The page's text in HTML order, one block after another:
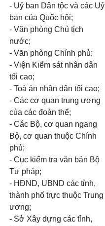
- Uỷ ban Dân tộc và các Uỷ
ban của Quốc hội;
- Văn phòng Chủ tịch
nước;
- Văn phòng Chính phủ;
- Viện Kiểm sát nhân dân
tối cao;
- Toà án nhân dân tối cao;
- Các cơ quan trung ương
của các đoàn thể;
- Các Bộ, cơ quan ngang
Bộ, cơ quan thuộc Chính
phủ;
- Cục kiểm tra văn bản Bộ
Tư pháp;
- HĐND, UBND các tỉnh,
thành phố trực thuộc Trung
ương;
- Sở Xây dựng các tỉnh,